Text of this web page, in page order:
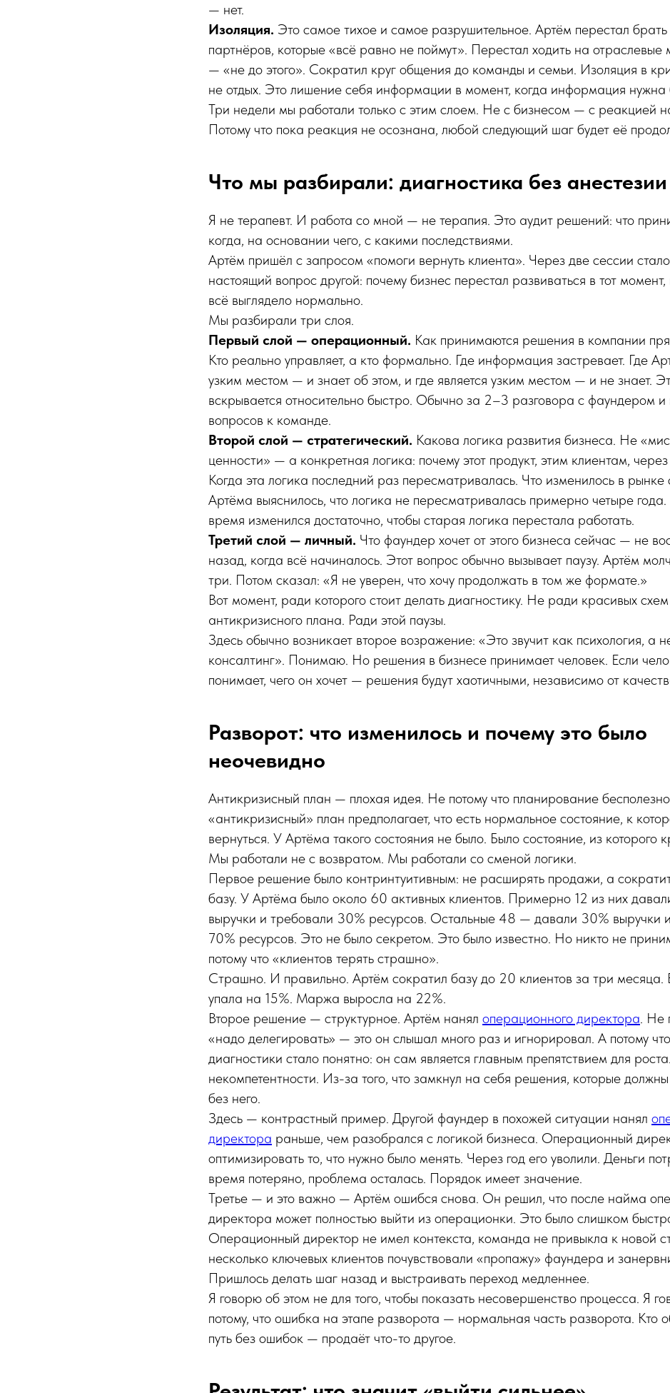
— нет.
Изоляция. Это самое тихое и самое разрушительное. Артём перестал брать
партнёров, которые «всё равно не поймут». Перестал ходить на отраслевые
— «не до этого». Сократил круг общения до команды и семьи. Изоляция в
не отдых. Это лишение себя информации в момент, когда информация нужна
Три недели мы работали только с этим слоем. Не с бизнесом — с реакцией
Потому что пока реакция не осознана, любой следующий шаг будет её
Что мы разбирали: диагностика без анестезии
Я не терапевт. И работа со мной — не терапия. Это аудит решений: что
когда, на основании чего, с какими последствиями.
Артём пришёл с запросом «помоги вернуть клиента». Через две сессии
настоящий вопрос другой: почему бизнес перестал развиваться в тот
всё выглядело нормально.
Мы разбирали три слоя.
Первый слой — операционный. Как принимаются решения в компании
Кто реально управляет, а кто формально. Где информация застревает. Где
узким местом — и знает об этом, и где является узким местом — и не знает.
вскрывается относительно быстро. Обычно за 2–3 разговора с фаундером и
вопросов к команде.
Второй слой — стратегический. Какова логика развития бизнеса. Не
ценности» — а конкретная логика: почему этот продукт, этим клиентам, через
Когда эта логика последний раз пересматривалась. Что изменилось в рынке
Артёма выяснилось, что логика не пересматривалась примерно четыре
время изменился достаточно, чтобы старая логика перестала работать.
Третий слой — личный. Что фаундер хочет от этого бизнеса сейчас — не
назад, когда всё начиналось. Этот вопрос обычно вызывает паузу. Артём
три. Потом сказал: «Я не уверен, что хочу продолжать в том же формате.»
Вот момент, ради которого стоит делать диагностику. Не ради красивых
антикризисного плана. Ради этой паузы.
Здесь обычно возникает второе возражение: «Это звучит как психология, а
консалтинг». Понимаю. Но решения в бизнесе принимает человек. Если
понимает, чего он хочет — решения будут хаотичными, независимо от
Разворот: что изменилось и почему это было
неочевидно
Антикризисный план — плохая идея. Не потому что планирование
«антикризисный» план предполагает, что есть нормальное состояние, к
вернуться. У Артёма такого состояния не было. Было состояние, из которого
Мы работали не с возвратом. Мы работали со сменой логики.
Первое решение было контринтуитивным: не расширять продажи, а
базу. У Артёма было около 60 активных клиентов. Примерно 12 из них
выручки и требовали 30% ресурсов. Остальные 48 — давали 30% выручки
70% ресурсов. Это не было секретом. Это было известно. Но никто не
потому что «клиентов терять страшно».
Страшно. И правильно. Артём сократил базу до 20 клиентов за три месяца.
упала на 15%. Маржа выросла на 22%.
Второе решение — структурное. Артём нанял операционного директора. Не
«надо делегировать» — это он слышал много раз и игнорировал. А потому
диагностики стало понятно: он сам является главным препятствием для
некомпетентности. Из-за того, что замкнул на себя решения, которые
без него.
Здесь — контрастный пример. Другой фаундер в похожей ситуации нанял
директора раньше, чем разобрался с логикой бизнеса. Операционный
оптимизировать то, что нужно было менять. Через год его уволили. Деньги
время потеряно, проблема осталась. Порядок имеет значение.
Третье — и это важно — Артём ошибся снова. Он решил, что после найма
директора может полностью выйти из операционки. Это было слишком
Операционный директор не имел контекста, команда не привыкла к новой
несколько ключевых клиентов почувствовали «пропажу» фаундера и
Пришлось делать шаг назад и выстраивать переход медленнее.
Я говорю об этом не для того, чтобы показать несовершенство процесса. Я
потому, что ошибка на этапе разворота — нормальная часть разворота. Кто
путь без ошибок — продаёт что-то другое.